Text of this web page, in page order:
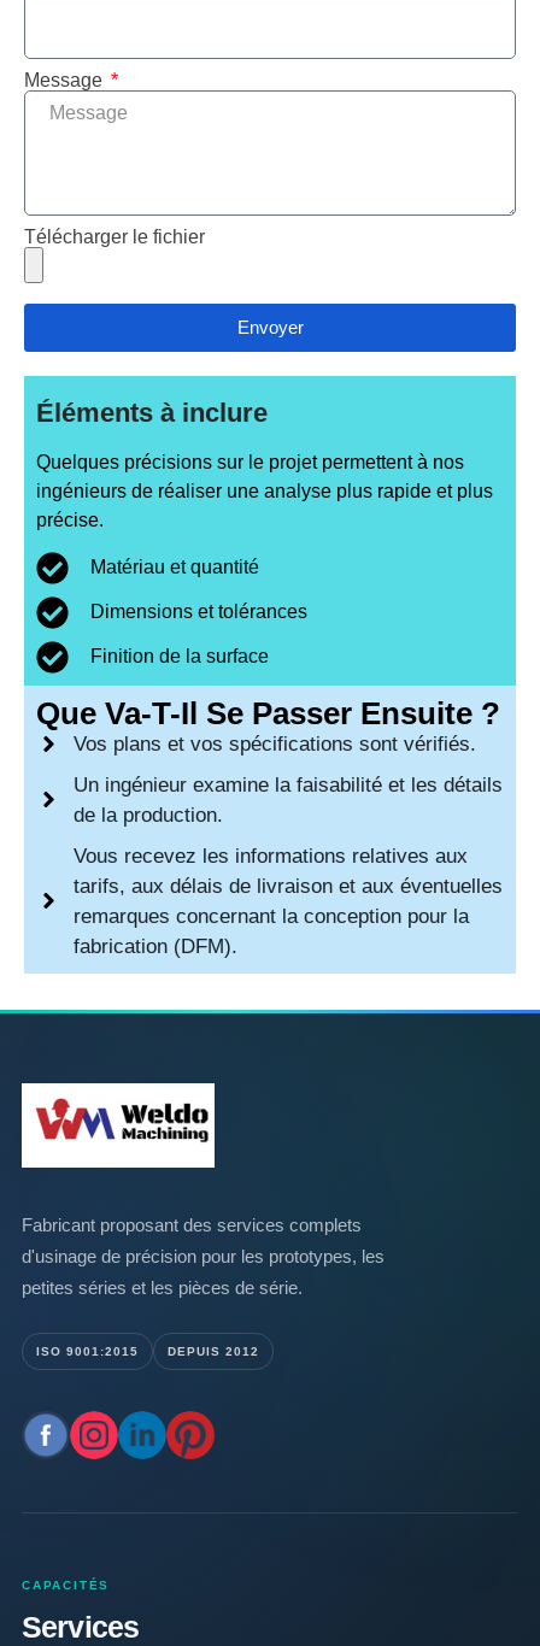
Éléments à inclure
Quelques précisions sur le projet permettent à nos
ingénieurs de réaliser une analyse plus rapide et plus
précise.
Matériau et quantité
Dimensions et tolérances
Finition de la surface
Que Va-T-Il Se Passer Ensuite ?
Vos plans et vos spécifications sont vérifiés.
Un ingénieur examine la faisabilité et les détails
de la production.
Vous recevez les informations relatives aux
tarifs, aux délais de livraison et aux éventuelles
remarques concernant la conception pour la
fabrication (DFM).
Message
Télécharger le fichier
Envoyer
Fabricant proposant des services complets
d'usinage de précision pour les prototypes, les
petites séries et les pièces de série.
ISO 9001:2015 DEPUIS 2012
CAPACITÉS
Services